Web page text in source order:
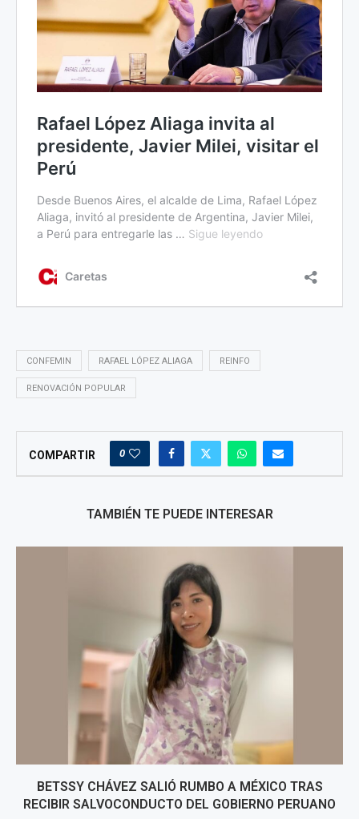
CONFEMIN RAFAEL LÓPEZ ALIAGA REINFO
RENOVACIÓN POPULAR
COMPARTIR 0
TAMBIÉN TE PUEDE INTERESAR
BETSSY CHÁVEZ SALIÓ RUMBO A MÉXICO TRAS
RECIBIR SALVOCONDUCTO DEL GOBIERNO PERUANO